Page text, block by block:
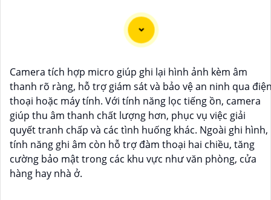
thông qua điện thoại di động không nên bỏ lỡ. Với khả
năng xoay 360 độ và điều chỉnh trực tiếp từ ứng dụng
trên điện thoại việc quản lý và giám sát không còn bao
giờ đơn giản hơn.
Ứng dụng camera wifi 360 chống trộm không chỉ dành
cho gia đình mà còn phù hợp cho văn phòng, cửa hàng
với chi phí tiết kiệm, đẳng cấp an ninh mà không tốn kém.
Camera tích hợp micro giúp ghi lại hình ảnh kèm âm
thanh rõ ràng, hỗ trợ giám sát và bảo vệ an ninh qua
thoại hoặc máy tính. Với tính năng lọc tiếng ồn, camera
giúp thu âm thanh chất lượng hơn, phục vụ việc giải
quyết tranh chấp và các tình huống khác. Ngoài ghi hình,
tính năng ghi âm còn hỗ trợ đàm thoại hai chiều, tăng
cường bảo mật trong các khu vực như văn phòng, cửa
hàng hay nhà ở.